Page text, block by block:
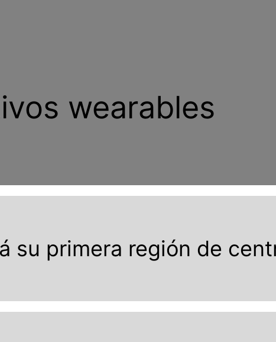
wearables
su primera región de